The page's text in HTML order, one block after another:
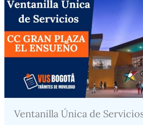
Ventanilla Única de